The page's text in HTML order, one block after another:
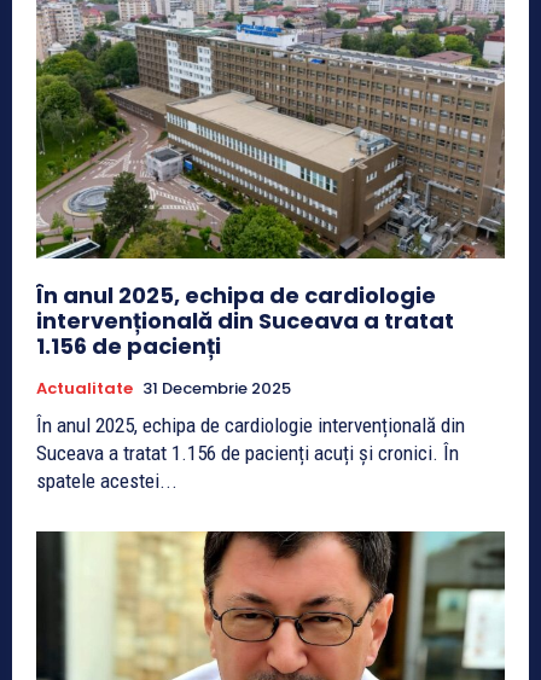
În anul 2025, echipa de cardiologie
intervențională din Suceava a tratat
1.156 de pacienți
Actualitate 31 Decembrie 2025
În anul 2025, echipa de cardiologie intervențională din
Suceava a tratat 1.156 de pacienți acuți și cronici. În
spatele acestei...